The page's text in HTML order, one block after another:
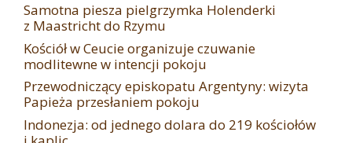
Samotna piesza pielgrzymka Holenderki
z Maastricht do Rzymu
Kościół w Ceucie organizuje czuwanie
modlitewne w intencji pokoju
Przewodniczący episkopatu Argentyny: wizyta
Papieża przesłaniem pokoju
Indonezja: od jednego dolara do 219 kościołów